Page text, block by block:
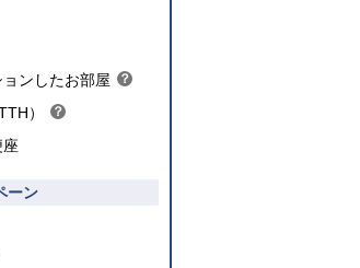
ョンしたお部屋 ？
） ？
ついて
ーン
限定
未満のお子様を
いる方限定